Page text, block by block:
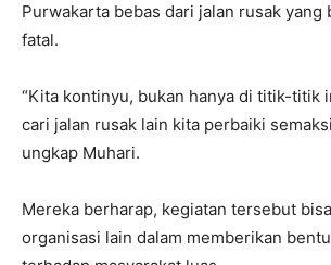
Purwakarta bebas dari jalan rusak yang
fatal.
“Kita kontinyu, bukan hanya di titik-titik
cari jalan rusak lain kita perbaiki
ungkap Muhari.
Mereka berharap, kegiatan tersebut
organisasi lain dalam memberikan